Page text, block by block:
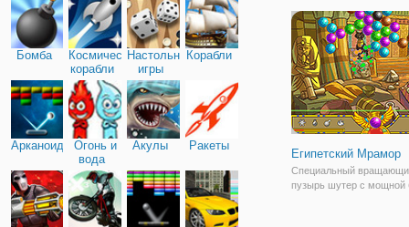
Бомба
Космические
корабли
Настольные
игры
Корабли
Арканоид
Огонь и
вода
Акулы Ракеты
тех самых красочных
чтобы это сделать,
Египетский Мрамор
Специальный
пузырь шутер с мощной